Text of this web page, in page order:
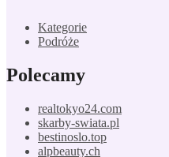
Kategorie
Podróże
Polecamy
realtokyo24.com
skarby-swiata.pl
bestinoslo.top
alpbeauty.ch